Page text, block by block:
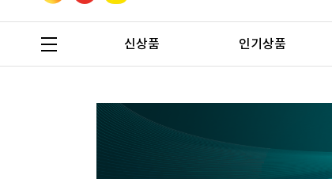
신상품 인기상품